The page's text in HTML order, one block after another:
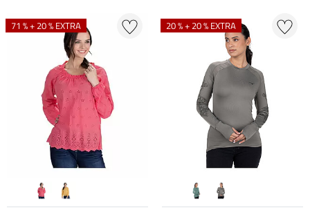
71 % + 20 % EXTRA 20 % + 20 % EXTRA